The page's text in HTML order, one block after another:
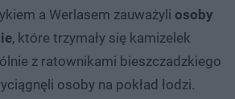
a Werlasem zauważyli osoby
, które trzymały się kamizelek
z ratownikami bieszczadzkiego
osoby na pokład łodzi.